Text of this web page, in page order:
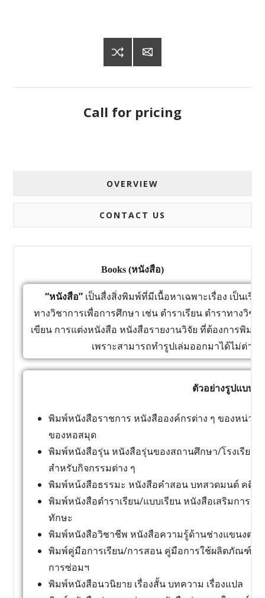
Call for pricing
OVERVIEW
CONTACT US
Books (หนังสือ)
“หนังสือ”เป็นสื่งสิ่งพิมพ์ที่มีเนื้อหาเฉพาะเรื่อง เป็นเรื่
ทางวิชาการเพื่อการศึกษา เช่น ตำราเรียน ตำราทางวิช
เขียน การแต่งหนังสือ หนังสือรายงานวิจัย ที่ต้องการพิมพ์
เพราะสามารถทำรูปเล่มออกมาได้ไม่ต่า
ตัวอย่างรูปแบบห
พิมพ์หนังสือราชการ หนังสือองค์กรต่าง ๆ ของหน่วย
ของหอสมุด
พิมพ์หนังสือรุ่น หนังสือรุ่นของสถานศึกษา/โรงเรียน
สำหรับกิจกรรมต่าง ๆ
พิมพ์หน้งสือธรรมะ หนังสือคำสอน บทสวดมนต์ คติธ
พิมพ์หนังสือตำราเรียน/แบบเรียน หนังสือเสริมการเ
ทักษะ
พิมพ์หนังสือวิชาชีพ หนังสือความรู้ด้านช่างแขนงต่าง
พิมพ์คู่มือการเรียน/การสอน คู่มือการใช้ผลิตภัณฑ์/
การซ่อมฯ
พิมพ์หนังสือนวนิยาย เรื่องสั้น บทความ เรื่องแปล